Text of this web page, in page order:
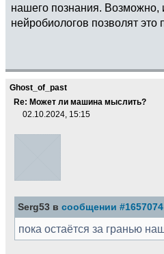
нашего познания. Возможно,
нейробиологов позволят это
Ghost_of_past
Re: Может ли машина мыслить?
02.10.2024, 15:15
Serg53 в сообщении #1657074
пока остаётся за гранью